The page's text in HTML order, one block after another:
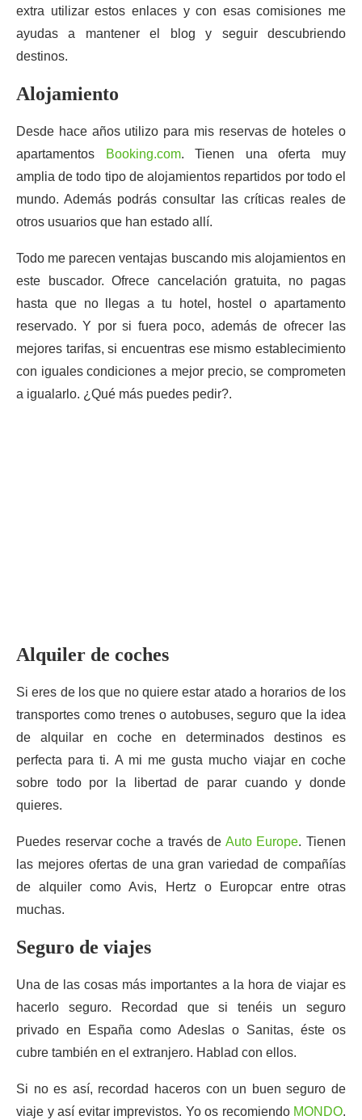
extra utilizar estos enlaces y con esas comisiones me
ayudas a mantener el blog y seguir descubriendo
destinos.
Alojamiento
Desde hace años utilizo para mis reservas de hoteles o
apartamentos
Booking.com. Tienen una oferta muy
amplia de todo tipo de alojamientos repartidos por todo el
mundo. Además podrás consultar las críticas reales de
otros usuarios que han estado allí.
Todo me parecen ventajas buscando mis alojamientos en
este buscador. Ofrece cancelación gratuita, no pagas
hasta que no llegas a tu hotel, hostel o apartamento
reservado. Y por si fuera poco, además de ofrecer las
mejores tarifas, si encuentras ese mismo establecimiento
con iguales condiciones a mejor precio, se comprometen
a igualarlo. ¿Qué más puedes pedir?.
Alquiler de coches
Si eres de los que no quiere estar atado a horarios de los
transportes como trenes o autobuses, seguro que la idea
de alquilar en coche en determinados destinos es
perfecta para ti. A mi me gusta mucho viajar en coche
sobre todo por la libertad de parar cuando y donde
quieres.
Puedes reservar coche a través de Auto Europe. Tienen
las mejores ofertas de una gran variedad de compañías
de alquiler como Avis, Hertz o Europcar entre otras
muchas.
Seguro de viajes
Una de las cosas más importantes a la hora de viajar es
hacerlo seguro. Recordad que si tenéis un seguro
privado en España como Adeslas o Sanitas, éste os
cubre también en el extranjero. Hablad con ellos.
Si no es así, recordad haceros con un buen seguro de
viaje y así evitar imprevistos. Yo os recomiendo MONDO.